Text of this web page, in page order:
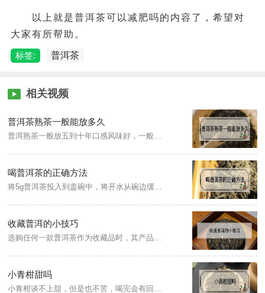
以上就是普洱茶可以减肥吗的内容了，希望对
大家有所帮助。
标签: 普洱茶
相关视频
普洱茶熟茶一般能放多久
喝普洱茶的正确方法
收藏普洱的小技巧
小青柑甜吗